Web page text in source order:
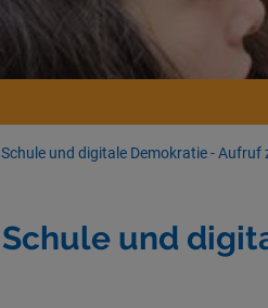
Schule und digitale Demokratie - Aufruf
Schule und